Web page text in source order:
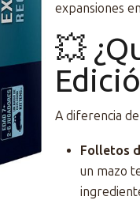
expansiones
💥
A diferencia
Folletos
un mazo